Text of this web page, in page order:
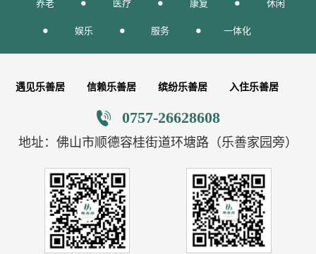
养老 医疗 康复 休闲
娱乐 服务 一体化
遇见乐善居 信赖乐善居 缤纷乐善居 入住乐善居
0757-26628608
地址：佛山市顺德容桂街道环塘路（乐善家园旁）